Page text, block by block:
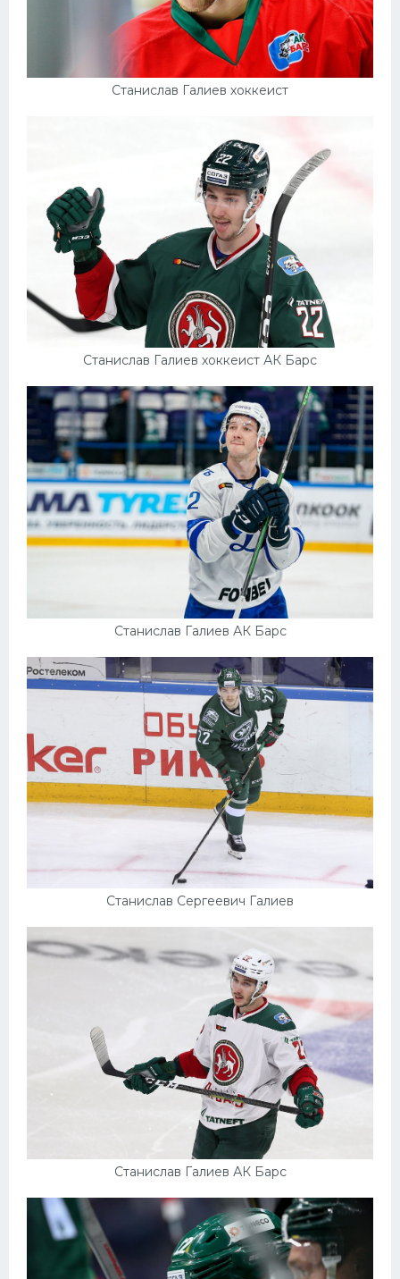
Станислав Галиев хоккеист
Станислав Галиев хоккеист АК Барс
Станислав Галиев АК Барс
Станислав Сергеевич Галиев
Станислав Галиев АК Барс